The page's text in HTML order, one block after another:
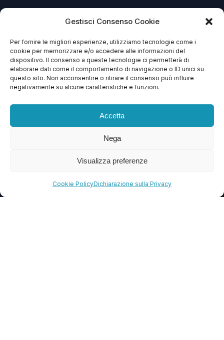
Gestisci Consenso Cookie
Per fornire le migliori esperienze, utilizziamo tecnologie come i
cookie per memorizzare e/o accedere alle informazioni del
dispositivo. Il consenso a queste tecnologie ci permetterà di
elaborare dati come il comportamento di navigazione o ID unici su
questo sito. Non acconsentire o ritirare il consenso può influire
negativamente su alcune caratteristiche e funzioni.
Accetta
Nega
Visualizza preferenze
Cookie PolicyDichiarazione sulla Privacy
SUPPORTO
Apri Ticket
Contattaci